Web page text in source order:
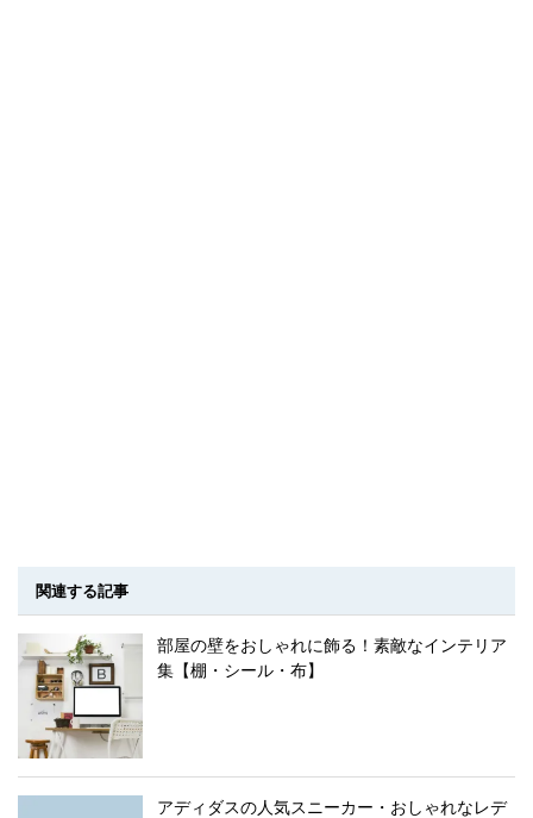
関連する記事
部屋の壁をおしゃれに飾る！素敵なインテリア
集【棚・シール・布】
アディダスの人気スニーカー・おしゃれなレデ